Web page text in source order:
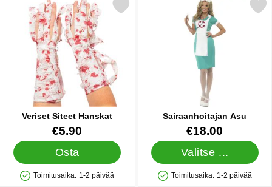
Veriset Siteet Hanskat
Tuote.nro 38978
€5.90
Osta
Saatavuus: Varastossa
Toimitusaika: 1-2 päivää
Merkitse veriset Siteet Hanskat suosikiksi
Sairaanhoitajan Asu
Tuote.nro 8146€18.00
Valitse ...
Saatavuus: Varastossa
Toimitusaika: 1-2 päivää
Merkitse